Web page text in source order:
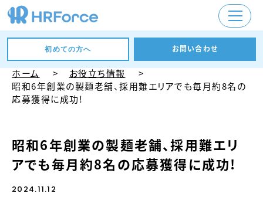
初めての方へ お問い合わせ
ホーム
お役立ち情報
昭和6年創業の製麺老舗、採用難エリアでも毎月約8名の
応募獲得に成功！
昭和6年創業の製麺老舗、採用難エリ
アでも毎月約8名の応募獲得に成功！
2024.11.12